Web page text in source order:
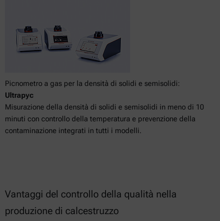
Picnometro a gas per la densità di solidi e semisolidi:
Ultrapyc
Misurazione della densità di solidi e semisolidi in meno di 10
minuti con controllo della temperatura e prevenzione della
contaminazione integrati in tutti i modelli.
Vantaggi del controllo della qualità nella
produzione di calcestruzzo